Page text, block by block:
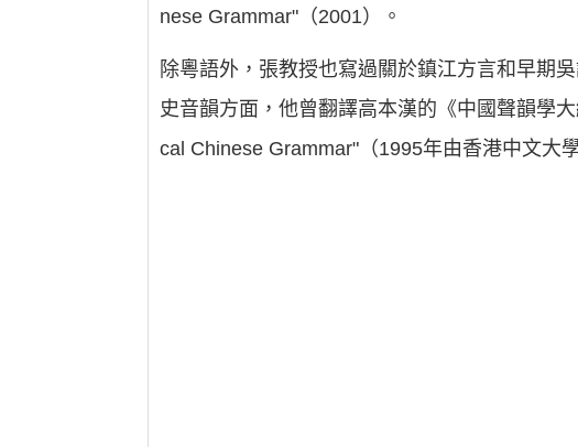
nese Grammar"（2001）。
除粵語外，張教授也寫過關於鎮江方言和早期
史音韻方面，他曾翻譯高本漢的《中國聲韻學
cal Chinese Grammar"（1995年由香港中文大